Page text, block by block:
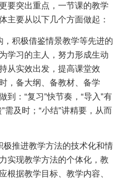
要突出重点，一节课的教学
主要从以下几个方面做起：
，积极借鉴情景教学等先进的
学习的主人，努力形成生动
从实效出发，提高课堂效
，备大纲、备教材、备学
到：“复习”快节奏，“导入”有
需及时；“小结”讲精要，从而
极推进教学方法的技术化和情
实现教学方法的个体化，教
根据教学目标、教学内容、